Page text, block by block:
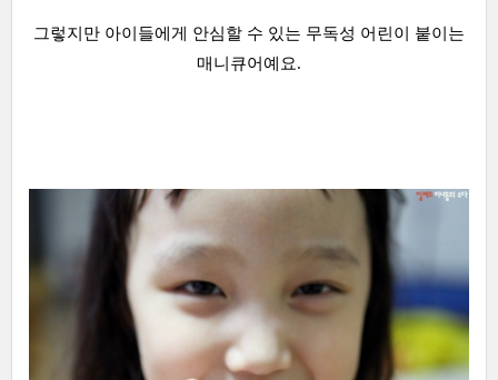
그렇지만 아이들에게 안심할 수 있는 무독성 어린이 붙이는
매니큐어예요.